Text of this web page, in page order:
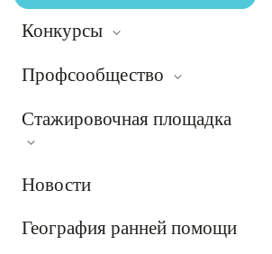
Конкурсы
Профсообщество
Стажировочная площадка
Новости
География ранней помощи